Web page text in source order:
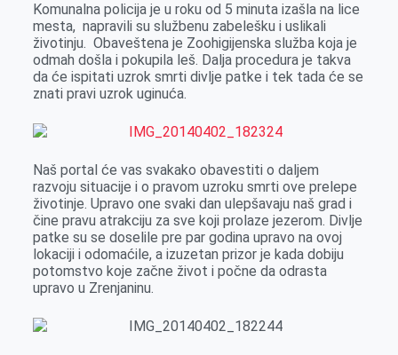
Komunalna policija je u roku od 5 minuta izašla na lice
mesta, napravili su službenu zabelešku i uslikali
životinju. Obaveštena je Zoohigijenska služba koja je
odmah došla i pokupila leš. Dalja procedura je takva
da će ispitati uzrok smrti divlje patke i tek tada će se
znati pravi uzrok uginuća.
Naš portal će vas svakako obavestiti o daljem
razvoju situacije i o pravom uzroku smrti ove prelepe
životinje. Upravo one svaki dan ulepšavaju naš grad i
čine pravu atrakciju za sve koji prolaze jezerom. Divlje
patke su se doselile pre par godina upravo na ovoj
lokaciji i odomaćile, a izuzetan prizor je kada dobiju
potomstvo koje začne život i počne da odrasta
upravo u Zrenjaninu.